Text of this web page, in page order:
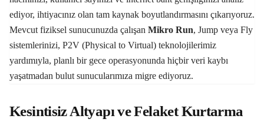
ediyor, ihtiyacınız olan tam kaynak boyutlandırmasını çıkarıyoruz.
Mevcut fiziksel sunucunuzda çalışan Mikro Run, Jump veya Fly
sistemlerinizi, P2V (Physical to Virtual) teknolojilerimiz
yardımıyla, planlı bir gece operasyonunda hiçbir veri kaybı
yaşatmadan bulut sunucularımıza migre ediyoruz.
Kesintisiz Altyapı ve Felaket Kurtarma